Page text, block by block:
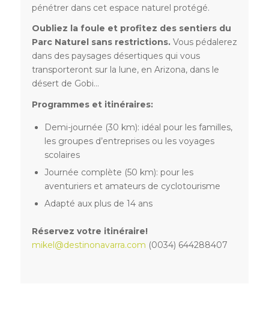
pénétrer dans cet espace naturel protégé.
Oubliez la foule et profitez des sentiers du
Parc Naturel sans restrictions.Vous pédalerez
dans des paysages désertiques qui vous
transporteront sur la lune, en Arizona, dans le
désert de Gobi…
Programmes et itinéraires:
Demi-journée (30 km): idéal pour les familles,
les groupes d’entreprises ou les voyages
scolaires
Journée complète (50 km): pour les
aventuriers et amateurs de cyclotourisme
Adapté aux plus de 14 ans
Réservez votre itinéraire!
mikel@destinonavarra.com (0034) 644288407